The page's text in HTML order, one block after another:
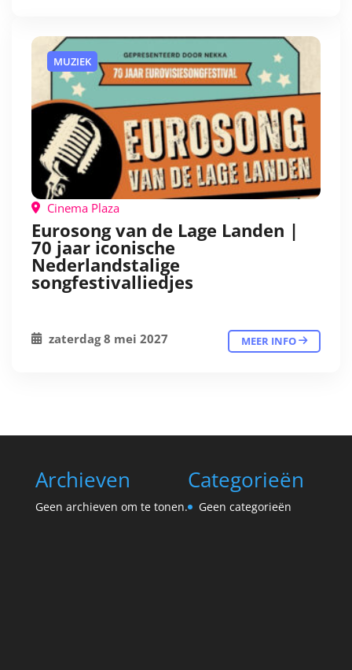
MUZIEK
Cinema Plaza
Eurosong van de Lage Landen |
70 jaar iconische
Nederlandstalige
songfestivalliedjes
zaterdag 8 mei 2027 MEER INFO
Archieven
Geen archieven om te tonen.
Categorieën
Geen categorieën